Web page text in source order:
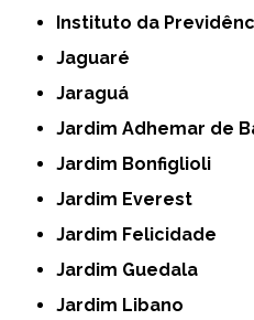
Instituto da
Jaguaré
Jaraguá
Jardim Adhemar de
Jardim Bonfiglioli
Jardim Everest
Jardim Felicidade
Jardim Guedala
Jardim Libano